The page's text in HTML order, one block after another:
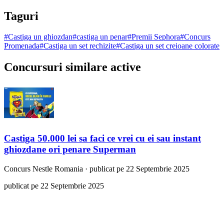
Taguri
#Castiga un ghiozdan#castiga un penar#Premii Sephora#Concurs
Promenada#Castiga un set rechizite#Castiga un set creioane colorate
Concursuri similare active
Castiga 50.000 lei sa faci ce vrei cu ei sau instant
ghiozdane ori penare Superman
Concurs Nestle Romania · publicat pe 22 Septembrie 2025
publicat pe 22 Septembrie 2025